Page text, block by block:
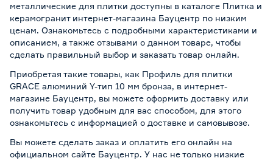
металлические для плитки доступны в каталоге Плитка и
керамогранит интернет-магазина Бауцентр по низким
ценам. Ознакомьтесь с подробными характеристиками и
описанием, а также отзывами о данном товаре, чтобы
сделать правильный выбор и заказать товар онлайн.
Приобретая такие товары, как Профиль для плитки
GRACE алюминий Y-тип 10 мм бронза, в интернет-
магазине Бауцентр, вы можете оформить доставку или
получить товар удобным для вас способом, для этого
ознакомьтесь с информацией о доставке и самовывозе.
Вы можете сделать заказ и оплатить его онлайн на
официальном сайте Бауцентр. У нас не только низкие